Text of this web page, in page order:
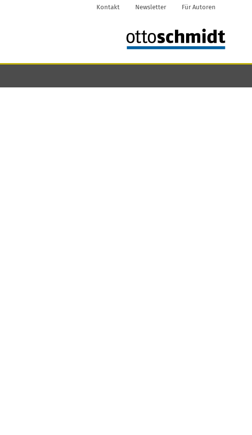
Kontakt Newsletter Für Autoren